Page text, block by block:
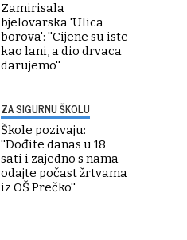
Zamirisala
bjelovarska 'Ulica
borova': ''Cijene su iste
kao lani, a dio drvaca
darujemo''
ZA SIGURNU ŠKOLU
Škole pozivaju:
''Dođite danas u 18
sati i zajedno s nama
odajte počast žrtvama
iz OŠ Prečko''